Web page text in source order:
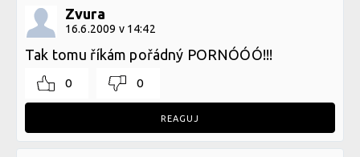
Zvura
16.6.2009 v 14:42
Tak tomu říkám pořádný PORNÓÓÓ!!!
0 0
REAGUJ